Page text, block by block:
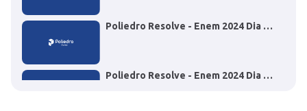
Poliedro Resolve - Enem 2024 Dia 1
Poliedro Resolve - Enem 2024 Dia 1